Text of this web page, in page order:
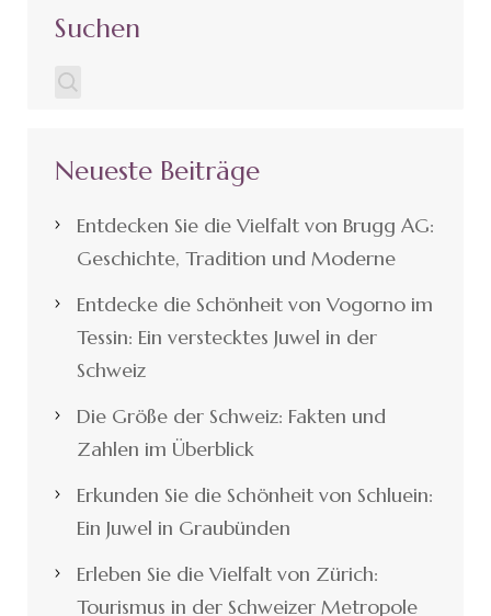
Suchen
Neueste Beiträge
Entdecken Sie die Vielfalt von Brugg AG:
Geschichte, Tradition und Moderne
Entdecke die Schönheit von Vogorno im
Tessin: Ein verstecktes Juwel in der
Schweiz
Die Größe der Schweiz: Fakten und
Zahlen im Überblick
Erkunden Sie die Schönheit von Schluein:
Ein Juwel in Graubünden
Erleben Sie die Vielfalt von Zürich:
Tourismus in der Schweizer Metropole